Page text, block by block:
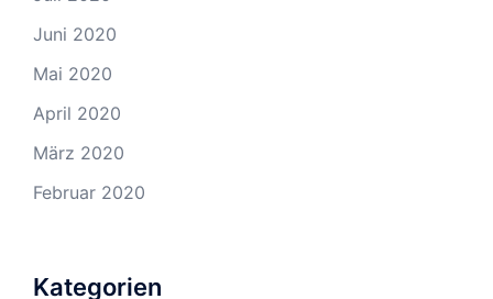
Juni 2020
Mai 2020
April 2020
März 2020
Februar 2020
Kategorien